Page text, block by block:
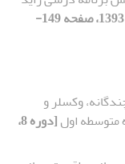
[دوره 8، شماره 27، 1393، صفحه 149-
وکسلر و
متوسطه اول
[دوره 8،